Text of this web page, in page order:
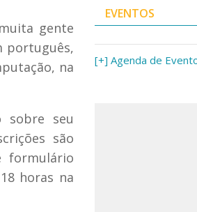
gente
português,
na
sobre seu
são
formulário
horas na
EVENTOS
[+] Agenda de